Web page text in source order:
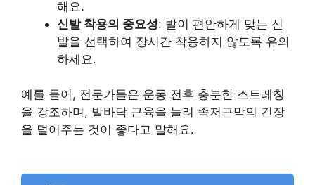
해요.
신발 착용의 중요성: 발이 편안하게 맞는 신
발을 선택하여 장시간 착용하지 않도록 유의
하세요.
예를 들어, 전문가들은 운동 전후 충분한 스트레칭
을 강조하며, 발바닥 근육을 늘려 족저근막의 긴장
을 덜어주는 것이 좋다고 말해요.